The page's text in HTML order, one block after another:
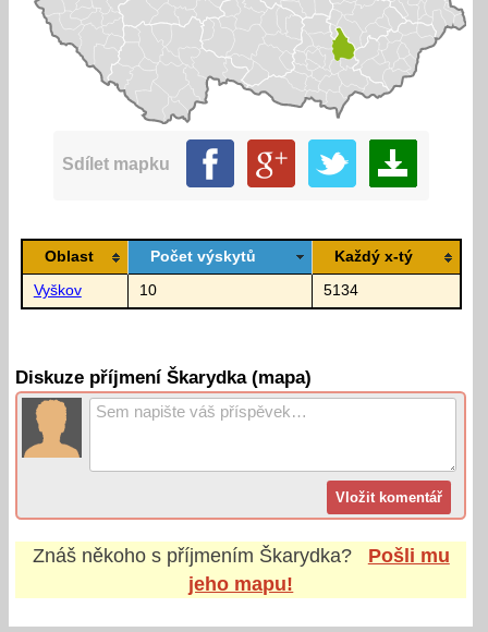
Sdílet mapku
Oblast Počet výskytů Každý x-tý
Vyškov 10 5134
Diskuze příjmení Škarydka (mapa)
Znáš někoho s příjmením Škarydka?
Pošli mu
jeho mapu!